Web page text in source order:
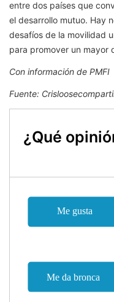
entre dos países que
el desarrollo mutuo. Hay
desafíos de la movilidad
para promover un mayor
Con información de PMFI
Fuente:
¿Qué